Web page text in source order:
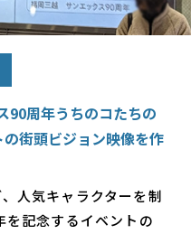
90周年うちのコたちの
街頭ビジョン映像を作
人気キャラクターを制
記念するイベントの